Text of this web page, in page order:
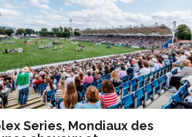
Series, Mondiaux des